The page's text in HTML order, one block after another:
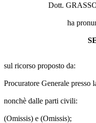
Dott.
ha
sul ricorso proposto da:
Procuratore Generale
nonchè dalle parti civili:
(Omissis) e (Omissis);